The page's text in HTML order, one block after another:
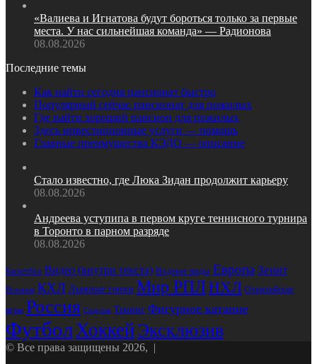
«Валиева и Игнатова будут бороться только за первые
места. У нас сильнейшая команда» — Радионова
08.08.2026
Последние темы
Как найти сегодня пансионат быстро
Популярный сейчас пансионат для пожилых
Где найти хороший пансион для пожилых
Здесь инвестиционные услуги — помощь
Главные преимущества КЭДО — описание
Стало известно, где Люка Зидан продолжит карьеру
08.08.2026
Андреева уступипа в первом круге теннисного турнира
в Торонто в парном разряде
08.08.2026
Баскетбол Видео (внутри текста) Водные виды Европа Зенит
Испания КХЛ Лыжные гонки Мир РПЛНХЛ Олимпийские
игры Россия Спартак Теннис Фигурное катание
ФутболХоккейЭксклюзив
© Все права защищены 2026, |